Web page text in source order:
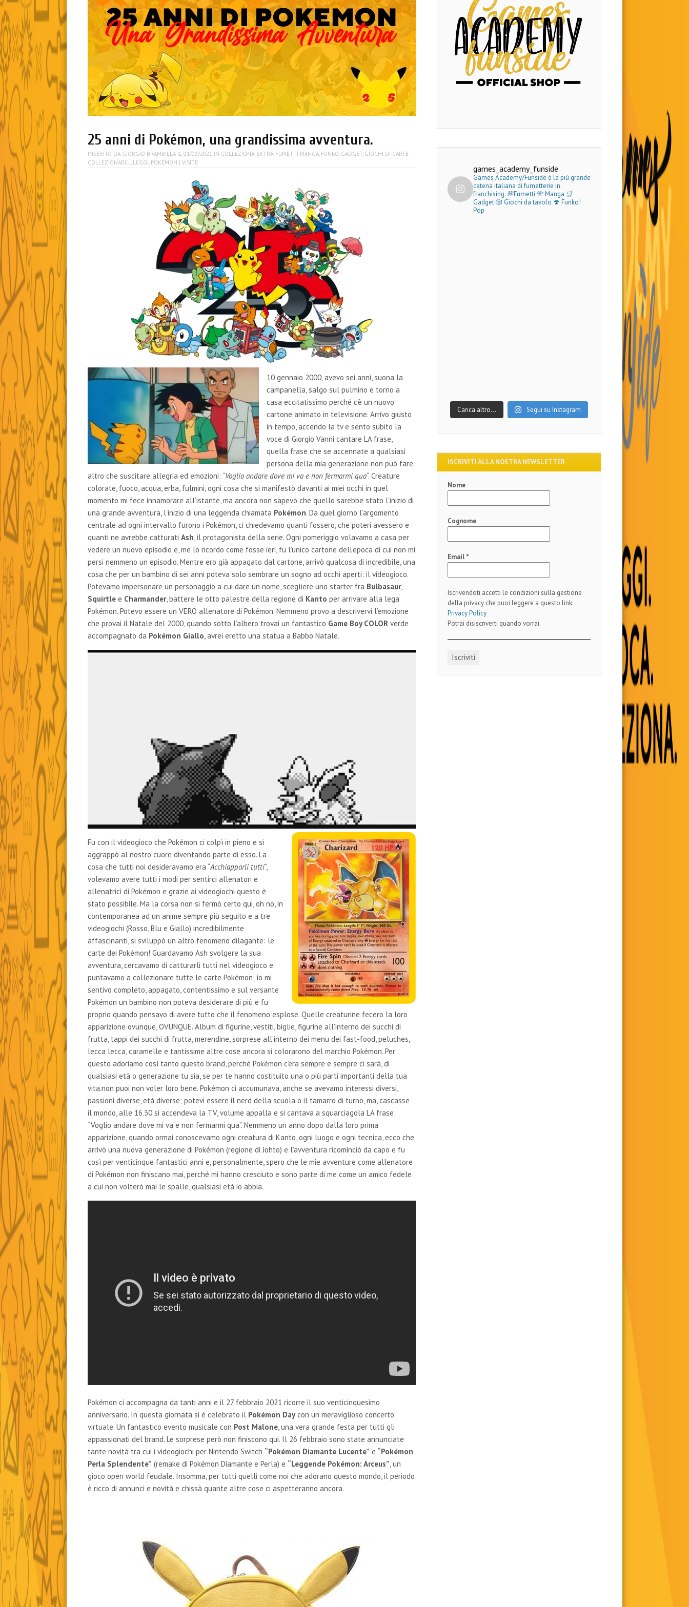
25 anni di Pokémon, una grandissima avventura.
INSERITO DA GIORGIO BRAMBILLA IL01/03/2021 IN COLLEZIONA, EXTRA, FUMETTI MANGA, FUNKO, GADGET, GIOCHI DI CARTE
COLLEZIONABILI, LEGGI, POKÉMON | VISITE
10 gennaio 2000, avevo sei anni, suona la
campanella, salgo sul pulmino e torno a
casa eccitatissimo perché c’è un nuovo
cartone animato in televisione. Arrivo giusto
in tempo, accendo la tv e sento subito la
voce di Giorgio Vanni cantare LA frase,
quella frase che se accennate a qualsiasi
persona della mia generazione non può fare
altro che suscitare allegria ed emozioni: “Voglio andare dove mi va e non fermarmi qua“. Creature
colorate, fuoco, acqua, erba, fulmini, ogni cosa che si manifestò davanti ai miei occhi in quel
momento mi fece innamorare all’istante, ma ancora non sapevo che quello sarebbe stato l’inizio di
una grande avventura, l’inizio di una leggenda chiamata Pokémon. Da quel giorno l’argomento
centrale ad ogni intervallo furono i Pokémon, ci chiedevamo quanti fossero, che poteri avessero e
quanti ne avrebbe catturatiAsh , il protagonista della serie. Ogni pomeriggio volavamo a casa per
vedere un nuovo episodio e, me lo ricordo come fosse ieri, fu l’unico cartone dell’epoca di cui non mi
persi nemmeno un episodio. Mentre ero già appagato dal cartone, arrivò qualcosa di incredibile, una
cosa che per un bambino di sei anni poteva solo sembrare un sogno ad occhi aperti: il videogioco.
Potevamo impersonare un personaggio a cui dare un nome, scegliere uno starter fra Bulbasaur,
Squirtle e Charmander, battere le otto palestre della regione di Kanto per arrivare alla lega
Pokémon. Potevo essere un VERO allenatore di Pokémon. Nemmeno provo a descrivervi l’emozione
che provai il Natale del 2000, quando sotto l’albero trovai un fantastico Game Boy COLOR verde
accompagnato da Pokémon Giallo , avrei eretto una statua a Babbo Natale.
Fu con il videogioco che Pokémon ci colpì in pieno e si
aggrappò al nostro cuore diventando parte di esso. La
cosa che tutti noi desideravamo era “Acchiapparli tutti“,
volevamo avere tutti i modi per sentirci allenatori e
allenatrici di Pokémon e grazie ai videogiochi questo è
stato possibile. Ma la corsa non si fermò certo qui, oh no, in
contemporanea ad un anime sempre più seguito e a tre
videogiochi (Rosso, Blu e Giallo) incredibilmente
affascinanti, si sviluppò un altro fenomeno dilagante: le
carte dei Pokémon! Guardavamo Ash svolgere la sua
avventura, cercavamo di catturarli tutti nel videogioco e
puntavamo a collezionare tutte le carte Pokémon; io mi
sentivo completo, appagato, contentissimo e sul versante
Pokémon un bambino non poteva desiderare di più e fu
proprio quando pensavo di avere tutto che il fenomeno esplose. Quelle creaturine fecero la loro
apparizione ovunque, OVUNQUE. Album di figurine, vestiti, biglie, figurine all’interno dei succhi di
frutta, tappi dei succhi di frutta, merendine, sorprese all’interno dei menu dei fast-food, peluches,
lecca lecca, caramelle e tantissime altre cose ancora si colorarono del marchio Pokémon. Per
questo adoriamo così tanto questo brand, perché Pokémon c’era sempre e sempre ci sarà, di
qualsiasi età o generazione tu sia, se per te hanno costituito una o più parti importanti della tua
vita.non puoi non voler loro bene. Pokémon ci accumunava, anche se avevamo interessi diversi,
passioni diverse, età diverse; potevi essere il nerd della scuola o il tamarro di turno, ma, cascasse
il mondo, alle 16.30 si accendeva la TV, volume appalla e si cantava a squarciagola LA frase:
“Voglio andare dove mi va e non fermarmi qua”. Nemmeno un anno dopo dalla loro prima
apparizione, quando ormai conoscevamo ogni creatura di Kanto, ogni luogo e ogni tecnica, ecco che
arrivò una nuova generazione di Pokémon (regione di Johto) e l’avventura ricominciò da capo e fu
così per venticinque fantastici anni e, personalmente, spero che le mie avventure come allenatore
di Pokémon non finiscano mai, perché mi hanno cresciuto e sono parte di me come un amico fedele
a cui non volterò mai le spalle, qualsiasi età io abbia.
Pokémon ci accompagna da tanti anni e il 27 febbraio 2021 ricorre il suo venticinquesimo
anniversario. In questa giornata si è celebrato il Pokémon Day con un meraviglioso concerto
virtuale. Un fantastico evento musicale con Post Malone , una vera grande festa per tutti gli
appassionati del brand. Le sorprese però non finiscono qui. Il 26 febbraio sono state annunciate
tante novità tra cui i videogiochi per Nintendo Switch “Pokémon Diamante Lucente” e “Pokémon
Perla Splendente” (remake di Pokémon Diamante e Perla) e “Leggende Pokémon: Arceus” , un
gioco open world feudale. Insomma, per tutti quelli come noi che adorano questo mondo, il periodo
è ricco di annunci e novità e chissà quante altre cose ci aspetteranno ancora.
games_academy_funside
Games Academy/Funside è la più grande
catena italiana di fumetterie in
franchising.💭Fumetti 🎌 Manga 🛒
Gadget🎲 Giochi da tavolo 🍄 Funko!
Pop
Carica altro… Segui su Instagram
ISCRIVITI ALLA NOSTRA NEWSLETTER
Nome
Cognome
Email *
Iscrivendoti accetti le condizioni sulla gestione
della privacy che puoi leggere a questo link:
Privacy Policy
Potrai disiscriverti quando vorrai.